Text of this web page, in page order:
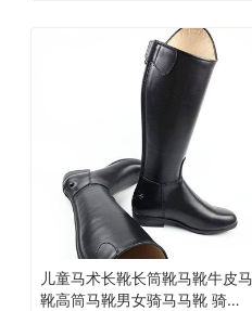
儿童马术长靴长筒靴马靴牛皮马
靴高筒马靴男女骑马马靴 骑士